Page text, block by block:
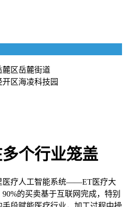
麓区岳麓街道
区海凌科技园
个行业笼盖
疗人工智能系统——ET医疗大
的买卖基于互联网完成，特别